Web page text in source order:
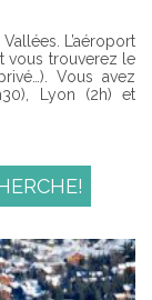
L’aéroport
vous trouverez le
Vous avez
Lyon (2h) et